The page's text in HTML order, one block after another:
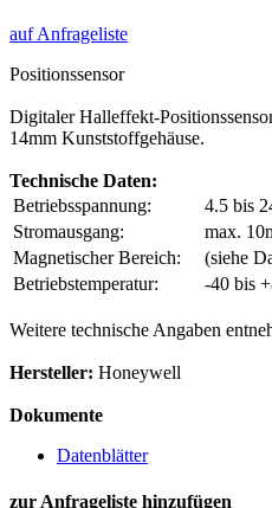
auf Anfrageliste
Positionssensor
Digitaler Halleffekt-
14mm Kunststoffgehäuse.
Technische Daten:
Betriebsspannung:
4.5 bis
Stromausgang:
max.
Magnetischer Bereich:
(siehe
Betriebstemperatur:
-40 bis
Weitere technische Angaben
Hersteller: Honeywell
Dokumente
Datenblätter
zur Anfrageliste hinzufügen